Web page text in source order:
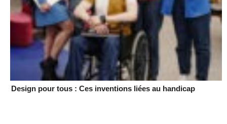
Design pour tous : Ces inventions liées au handicap